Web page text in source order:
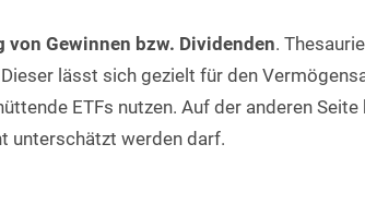
von Gewinnen bzw. Dividenden.
lässt sich gezielt für den
ETFs nutzen. Auf der anderen Seite
unterschätzt werden darf.